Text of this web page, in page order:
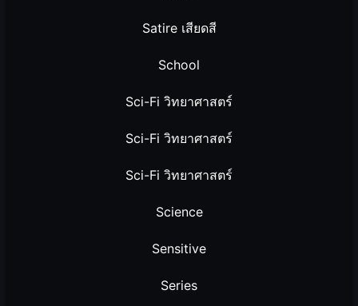
Satire เสียดสี
School
Sci-Fi วิทยาศาสตร์
Sci-Fi วิทยาศาสตร์
Sci-Fi วิทยาศาสตร์
Science
Sensitive
Series